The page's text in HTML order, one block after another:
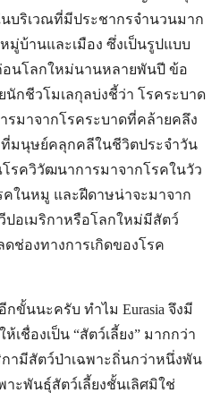
นบริเวณที่มีประชากรจำนวนมาก
บ้านและเมือง ซึ่งเป็นรูปแบบ
นโลกใหม่นานหลายพันปี ข้อ
นักชีวโมเลกุลบ่งชี้ว่า โรคระบาด
มาจากโรคระบาดที่คล้ายคลึง
ที่มนุษย์คลุกคลีในชีวิตประจำวัน
รควิวัฒนาการมาจากโรคในวัว
ในหมู และฝีดาษน่าจะมาจาก
อเมริกาหรือโลกใหม่มีสัตว์
ช่องทางการเกิดของโรค
กขั้นนะครับ ทำไม Eurasia จึงมี
ชื่องเป็น “สัตว์เลี้ยง” มากกว่า
กามีสัตว์ป่าเฉพาะถิ่นกว่าหนึ่งพัน
าะพันธุ์สัตว์เลี้ยงชั้นเลิศมิใช่